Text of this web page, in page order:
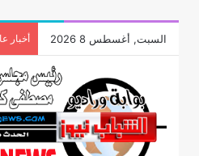
السبت, أغسطس 8 2026 أخبار